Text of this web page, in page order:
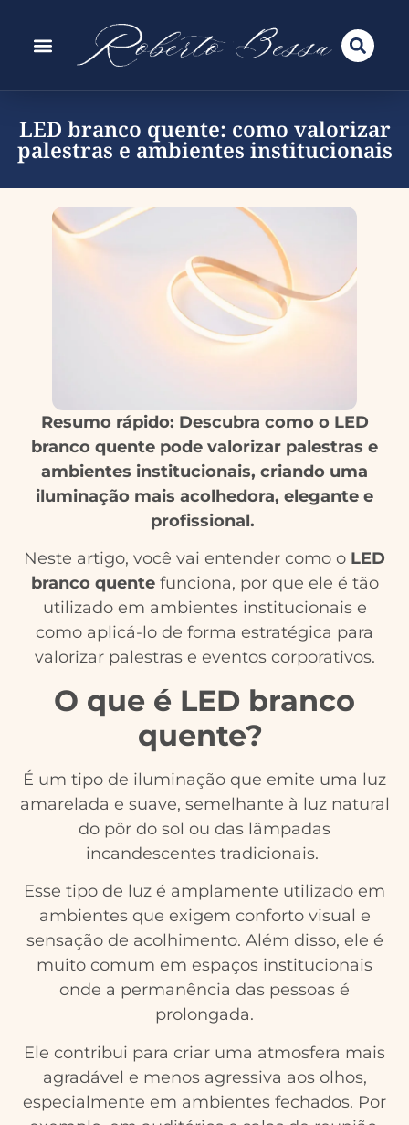
LED branco quente: como valorizar
palestras e ambientes institucionais
Resumo rápido: Descubra como o LED
branco quente pode valorizar palestras e
ambientes institucionais, criando uma
iluminação mais acolhedora, elegante e
profissional.
Neste artigo, você vai entender como o LED
branco quentefunciona, por que ele é tão
utilizado em ambientes institucionais e
como aplicá-lo de forma estratégica para
valorizar palestras e eventos corporativos.
O que é LED branco
quente?
É um tipo de iluminação que emite uma luz
amarelada e suave, semelhante à luz natural
do pôr do sol ou das lâmpadas
incandescentes tradicionais.
Esse tipo de luz é amplamente utilizado em
ambientes que exigem conforto visual e
sensação de acolhimento. Além disso, ele é
muito comum em espaços institucionais
onde a permanência das pessoas é
prolongada.
Ele contribui para criar uma atmosfera mais
agradável e menos agressiva aos olhos,
especialmente em ambientes fechados. Por